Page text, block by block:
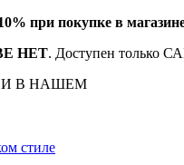
при покупке в
НЕТ. Доступен только
В НАШЕМ
стиле